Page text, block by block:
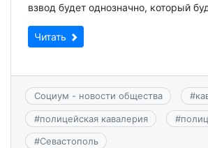
взвод будет однозначно, который
Читать
Социум - новости общества #
#полицейская кавалерия #
#Севастополь